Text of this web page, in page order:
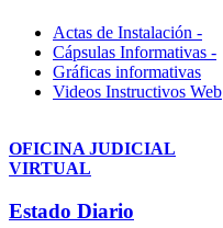
Actas de Instalación -
Cápsulas Informativas -
Gráficas informativas
Videos Instructivos Web
OFICINA JUDICIAL
VIRTUAL
Estado Diario